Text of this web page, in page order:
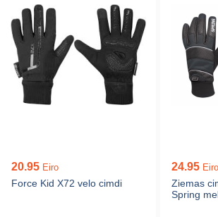
20.95 Eiro
Force Kid X72 velo cimdi
24.95 Eiro
Ziemas
Spring